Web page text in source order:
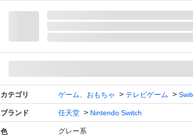
カテゴリ ゲーム、おもちゃ テレビゲーム
ブランド 任天堂 Nintendo Switch
色 グレー系